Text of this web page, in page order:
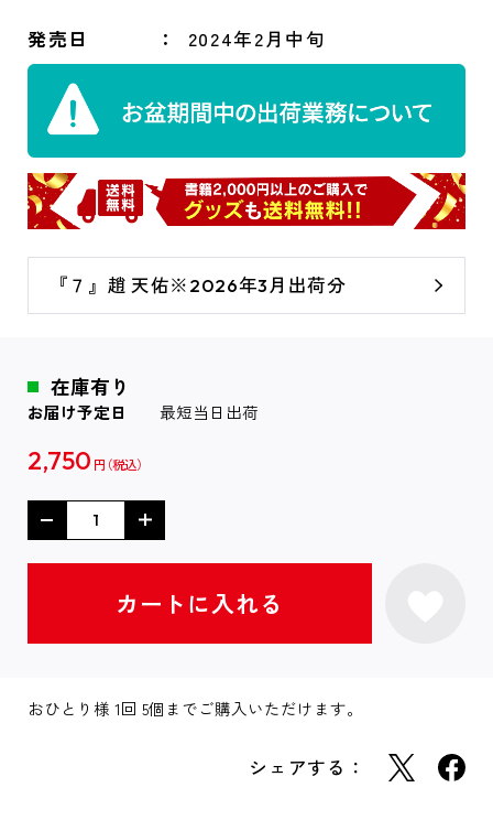
発売日 2024年2月中旬
『７』趙 天佑※2026年3月出荷分
在庫有り
お届け予定日 最短当日出荷
2,750 円
おひとり様 1回 5個までご購入いただけます。
シェアする：